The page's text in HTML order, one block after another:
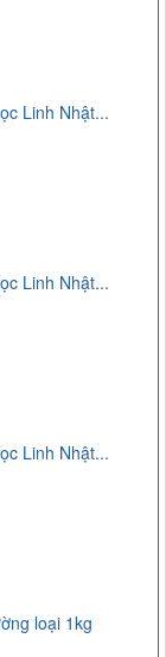
Linh Nhật...
Linh Nhật...
Linh Nhật...
loại 1kg